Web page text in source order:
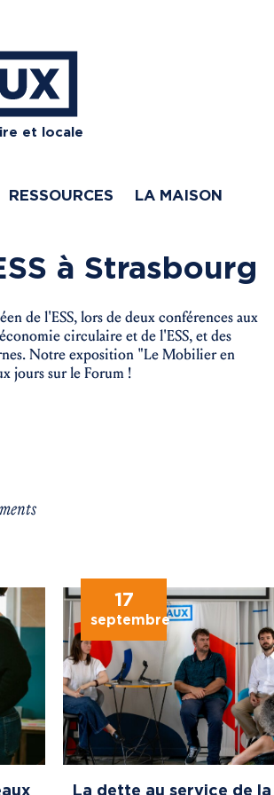
et locale
RESSOURCES LA MAISON
à Strasbourg
de l'ESS, lors de deux conférences aux
circulaire et de l'ESS, et des
Notre exposition "Le Mobilier en
jours sur le Forum !
17
septembre
La dette au service de la